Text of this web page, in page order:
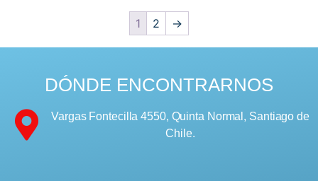
1 2 →
DÓNDE ENCONTRARNOS
Vargas Fontecilla 4550, Quinta Normal, Santiago de
Chile.